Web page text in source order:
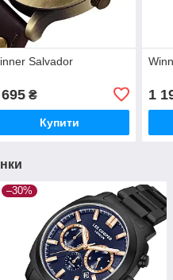
Salvador
₴
Купити
1
–30%